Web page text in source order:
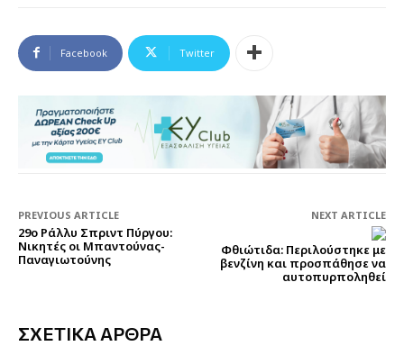
Facebook Twitter
PREVIOUS ARTICLE
29ο Ράλλυ Σπριντ Πύργου:
Nικητές οι Μπαντούνας-
Παναγιωτούνης
NEXT ARTICLE
Φθιώτιδα: Περιλούστηκε με
βενζίνη και προσπάθησε να
αυτοπυρποληθεί
ΣΧΕΤΙΚΑ ΑΡΘΡΑ